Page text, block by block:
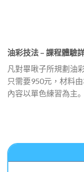
油彩技法 – 課程體驗
凡對畢啾子所規劃油
只需要950元，材料
內容以單色練習為主｡